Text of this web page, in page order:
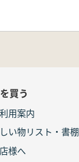
買う
用案内
い物リスト・書棚
様へ